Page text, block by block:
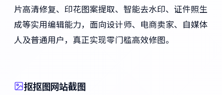
片高清修复、印花图案提取、智能去水印、证件照生
成等实用编辑能力，面向设计师、电商卖家、自媒体
人及普通用户，真正实现零门槛高效修图。
抠抠图网站截图